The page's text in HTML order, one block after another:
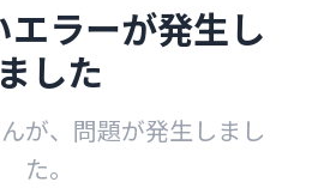
ラーが発生し
ました
が、問題が発生しまし
た。